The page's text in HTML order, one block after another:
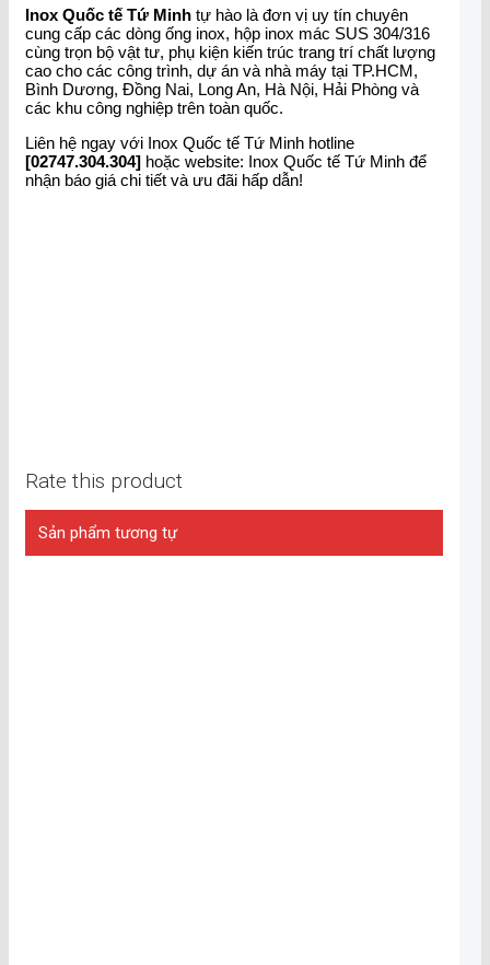
Inox Quốc tế Tứ Minh tự hào là đơn vị uy tín chuyên
cung cấp các dòng ống inox, hộp inox mác SUS 304/316
cùng trọn bộ vật tư, phụ kiện kiến trúc trang trí chất lượng
cao cho các công trình, dự án và nhà máy tại TP.HCM,
Bình Dương, Đồng Nai, Long An, Hà Nội, Hải Phòng và
các khu công nghiệp trên toàn quốc.
Liên hệ ngay với Inox Quốc tế Tứ Minh hotline
[02747.304.304] hoặc website: Inox Quốc tế Tứ Minh để
nhận báo giá chi tiết và ưu đãi hấp dẫn!
Rate this product
Sản phẩm tương tự